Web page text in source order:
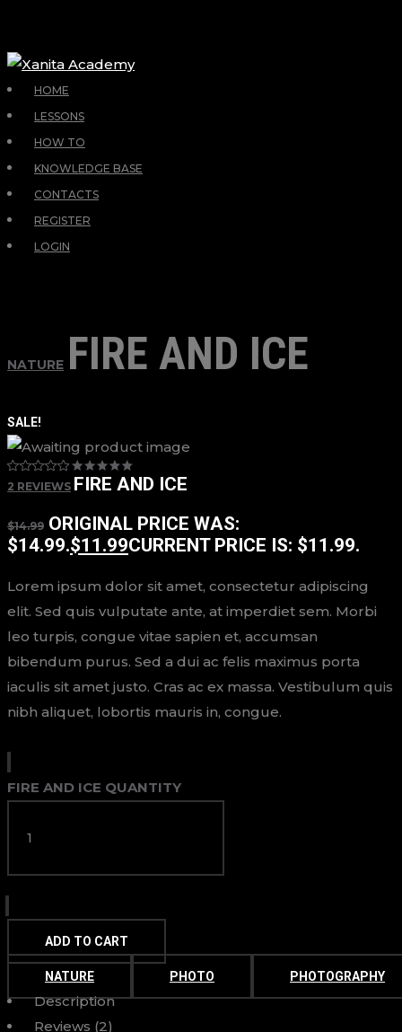
HOME
LESSONS
HOW TO
KNOWLEDGE BASE
CONTACTS
REGISTER
LOGIN
NATURE FIRE AND ICE
SALE!
2 REVIEWS FIRE AND ICE
$14.99 ORIGINAL PRICE WAS:
$14.99.$11.99CURRENT PRICE IS: $11.99.
Lorem ipsum dolor sit amet, consectetur adipiscing
elit. Sed quis vulputate ante, at imperdiet sem. Morbi
leo turpis, congue vitae sapien et, accumsan
bibendum purus. Sed a dui ac felis maximus porta
iaculis sit amet justo. Cras ac ex massa. Vestibulum quis
nibh aliquet, lobortis mauris in, congue.
FIRE AND ICE QUANTITY
ADD TO CART
NATURE PHOTO PHOTOGRAPHY
Description
Reviews (2)